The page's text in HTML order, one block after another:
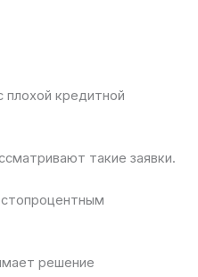
кредитной
такие заявки.
решение